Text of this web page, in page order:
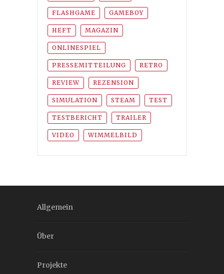
FLASHGAME GAMEBOY
HEFT MAGAZIN
ONLINESPIEL
PRESSEMITTEILUNG RETRO
REVIEW REZENSION
SIMULATION STEAM TEST
TESTBERICHT TRAILER
VIDEO WIMMELBILD
Allgemein
Über
Projekte